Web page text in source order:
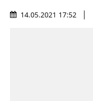
14.05.2021 17:52